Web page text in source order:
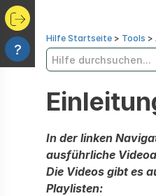
?
Hilfe Startseite > Tools >
In der linken
ausführliche
Die Videos gibt es
Playlisten: